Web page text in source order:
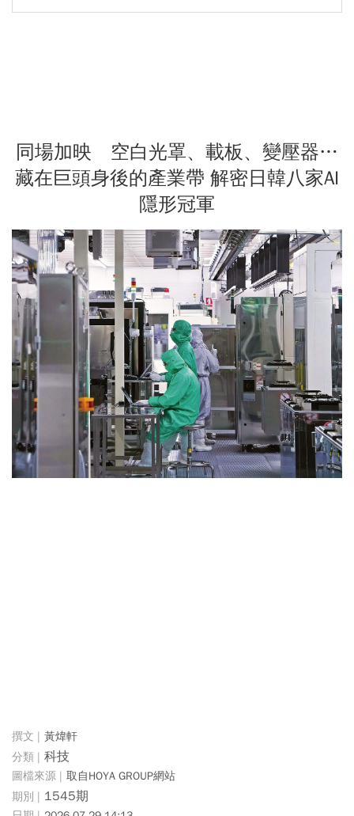
同場加映 空白光罩、載板、變壓器…
藏在巨頭身後的產業帶 解密日韓八家AI
隱形冠軍
黃煒軒
科技
取自HOYA GROUP網站
1545期